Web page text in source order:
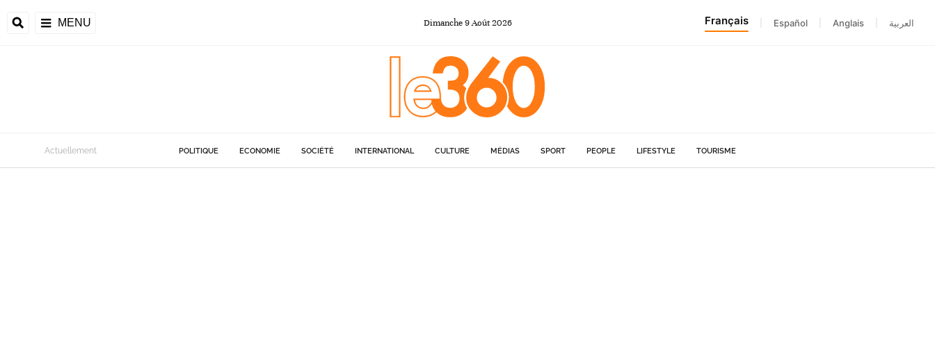
MENU Dimanche 9Août 2026 Français Español Anglais العربية
Actuellement POLITIQUE ECONOMIE SOCIÉTÉ INTERNATIONAL CULTURE MÉDIAS SPORT PEOPLE LIFESTYLE TOURISME